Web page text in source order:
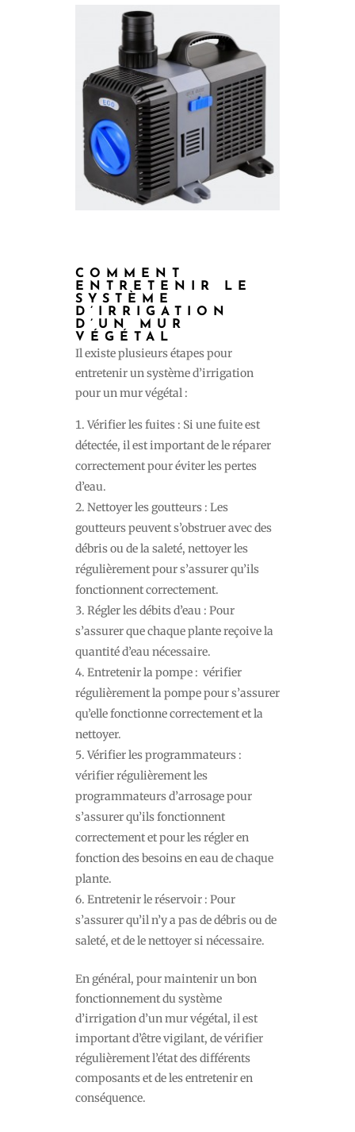
COMMENT
ENTRETENIR LE
SYSTÈME
D’IRRIGATION
D’UN MUR
VÉGÉTAL
Il existe plusieurs étapes pour
entretenir un système d’irrigation
pour un mur végétal :
Vérifier les fuites : Si une fuite est
détectée, il est important de le réparer
correctement pour éviter les pertes
d’eau.
Nettoyer les goutteurs : Les
goutteurs peuvent s’obstruer avec des
débris ou de la saleté, nettoyer les
régulièrement pour s’assurer qu’ils
fonctionnent correctement.
Régler les débits d’eau : Pour
s’assurer que chaque plante reçoive la
quantité d’eau nécessaire.
Entretenir la pompe : vérifier
régulièrement la pompe pour s’assurer
qu’elle fonctionne correctement et la
nettoyer.
Vérifier les programmateurs :
vérifier régulièrement les
programmateurs d’arrosage pour
s’assurer qu’ils fonctionnent
correctement et pour les régler en
fonction des besoins en eau de chaque
plante.
Entretenir le réservoir : Pour
s’assurer qu’il n’y a pas de débris ou de
saleté, et de le nettoyer si nécessaire.
En général, pour maintenir un bon
fonctionnement du système
d’irrigation d’un mur végétal, il est
important d’être vigilant, de vérifier
régulièrement l’état des différents
composants et de les entretenir en
conséquence.